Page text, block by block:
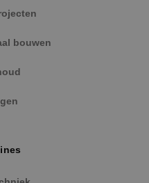
bouwen
.youtube.com